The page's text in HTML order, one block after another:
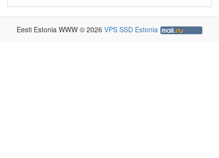
Eesti Estonia WWW © 2026 VPS SSD Estonia